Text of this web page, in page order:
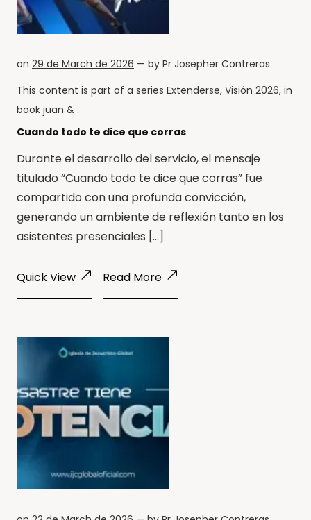
on 29 de March de 2026 — by Pr Josepher Contreras.
This content is part of a series Extenderse, Visión 2026, in
book juan & .
Cuando todo te dice que corras
Durante el desarrollo del servicio, el mensaje
titulado “Cuando todo te dice que corras” fue
compartido con una profunda convicción,
generando un ambiente de reflexión tanto en los
asistentes presenciales […]
Quick View Read More